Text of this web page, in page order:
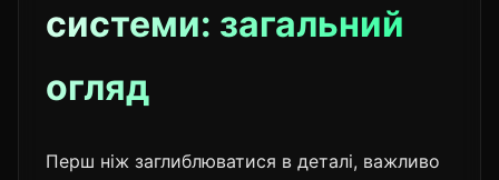
системи: загальний
огляд
Перш ніж заглиблюватися в деталі, важливо